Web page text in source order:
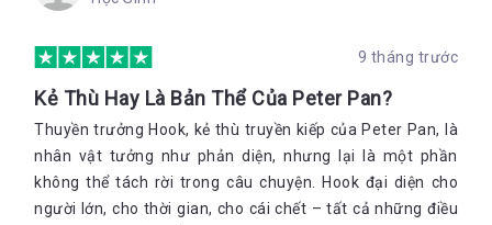
những người bạn nhỏ trong một gia đình mà ông quen biết.
Vườn Kensington để làm món quà bất ngờ cho trẻ em ở
9 tháng trước
Kẻ Thù Hay Là Bản Thể Của Peter Pan?
Thuyền trưởng Hook, kẻ thù truyền kiếp của Peter Pan, là
nhân vật tưởng như phản diện, nhưng lại là một phần
không thể tách rời trong câu chuyện. Hook đại diện cho
người lớn, cho thời gian, cho cái chết – tất cả những điều